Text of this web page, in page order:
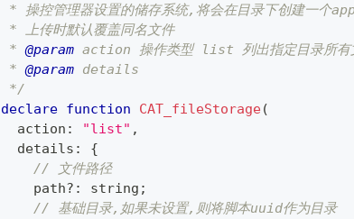
* 操控管理器设置的储存系统,将会在目录下创建一个
* 上传时默认覆盖同名文件
* @param action 操作类型 list 列出指定目录所
* @param details
*/
declare function CAT_fileStorage(
  action
: "list" ,
  details
:
{
// 文件路径
    path
? : string ;
// 基础目录,如果未设置,则将脚本uuid作为目录